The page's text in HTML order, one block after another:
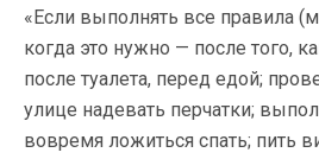
«Если выполнять все правила
когда это нужно — после того,
после туалета, перед едой;
улице надевать перчатки;
вовремя ложиться спать; пить